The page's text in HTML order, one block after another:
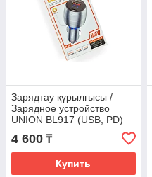
Зарядтау құрылғысы /
Зарядное устройство
UNION BL917 (USB, PD)
4 600 ₸
Купить